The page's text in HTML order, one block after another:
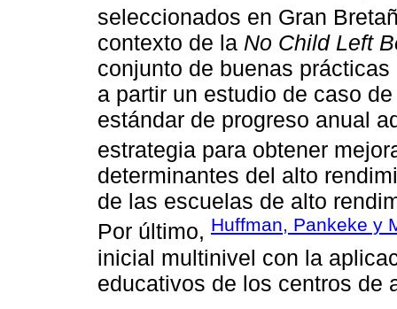
seleccionados en Gran
contexto de la No Child Left
conjunto de buenas
a partir un estudio de caso
estándar de progreso anual
estrategia para obtener
determinantes del alto
de las escuelas de alto
Por último, Huffman, Pankeke y
inicial multinivel con la
educativos de los centros de